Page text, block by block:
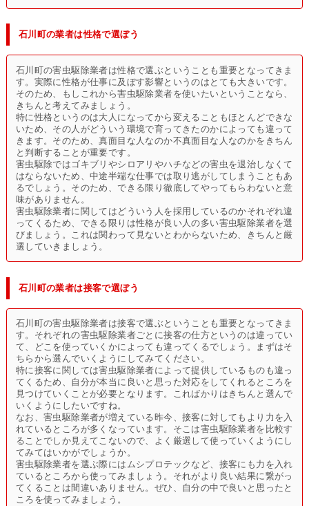
石川町の業者は性格で選ぼう
石川町の害虫駆除業者は性格で選ぶということも重要となってきま
す。実際に性格が仕事に及ぼす影響というのはとても大きいです。
そのため、もしこれから害虫駆除業者を使いたいということなら、
きちんと考えてみましょう。
特に性格というのは大人になってから変えることもほとんどできな
いため、その人がどういう環境で育ってきたのかによっても違って
きます。そのため、真面目な人なのか不真面目な人なのかをきちん
と判断することが重要です。
害虫駆除ではゴキブリやシロアリやハチなどの害虫を退治しなくて
はならないため、中途半端な仕事では取り逃がしてしまうこともあ
るでしょう。そのため、できる限り徹底してやってもらわないと意
味がありません。
害虫駆除業者に関してはどういう人を採用しているのかそれぞれ違
ってくるため、できる限りは性格が良い人の多い害虫駆除業者を選
びましょう。これは関わって見ないとわからないため、きちんと厳
選していきましょう。
石川町の業者は接客で選ぼう
石川町の害虫駆除業者は接客で選ぶということも重要となってきま
す。それぞれの害虫駆除業者ごとに接客の仕方というのは違ってい
て、どこを使っていくかによっても違ってくるでしょう。まずはそ
ちらから選んでいくようにしてみてください。
特に接客に関しては害虫駆除業者によって提供しているものも違っ
てくるため、自分が本当に良いと思った対応をしてくれるところを
見つけていくことが必要となります。こればかりはきちんと選んで
いくようにしたいですね。
なお、害虫駆除業者が増えている昨今、接客に対してもより力を入
れているところが多くなっています。そこは害虫駆除業者を比較す
ることでしか見えてこないので、よく厳選して使っていくようにし
てみてはいかがでしょうか。
害虫駆除業者を選ぶ際にはムシプロテックなど、接客にも力を入れ
ているところから使ってみましょう。それがより良い結果に繋がっ
てくることは間違いありません。ぜひ、自分の中で良いと思ったと
ころを使ってみましょう。